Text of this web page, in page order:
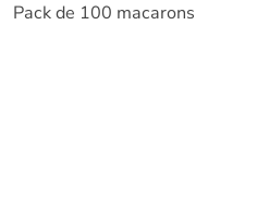
Pack de 100 macarons